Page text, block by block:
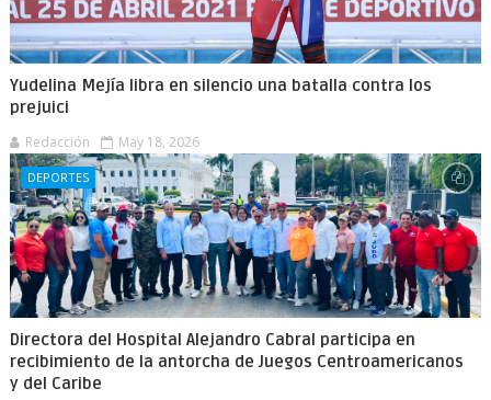
Yudelina Mejía libra en silencio una batalla contra los
prejuici
Redacción May 18, 2026
DEPORTES
Directora del Hospital Alejandro Cabral participa en
recibimiento de la antorcha de Juegos Centroamericanos
y del Caribe